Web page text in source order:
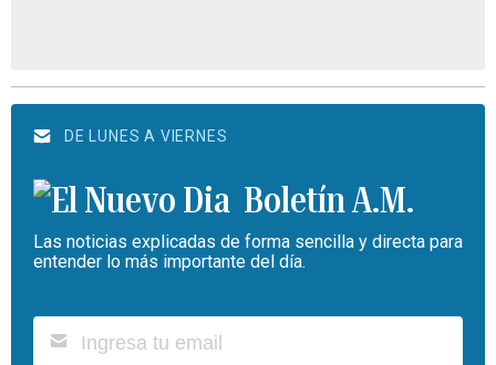
DE LUNES A VIERNES
Boletín A.M.
Las noticias explicadas de forma sencilla y directa para
entender lo más importante del día.